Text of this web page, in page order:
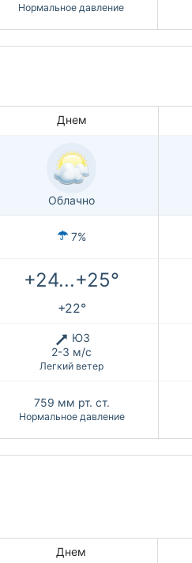
Нормальное давление
Днем
Облачно
7%
+24...+25°
+22°
ЮЗ
2-3 м/с
Легкий ветер
759 мм рт. ст.
Нормальное давление
Днем